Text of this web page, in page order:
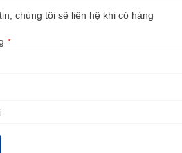
chúng tôi sẽ liên hệ khi có hàng